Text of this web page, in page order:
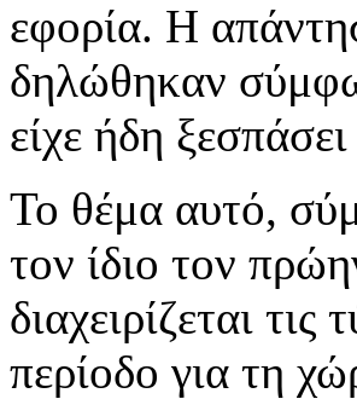
εφορία. Η
δηλώθηκαν
είχε ήδη
Το θέμα αυτό,
τον ίδιο τον
διαχειρίζεται
περίοδο για τη